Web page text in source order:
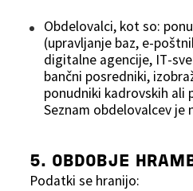
Obdelovalci, kot so:
(upravljanje baz,
digitalne agencije,
bančni posredniki,
ponudniki kadrovskih ali
Seznam obdelovalcev je
5. OBDOBJE
Podatki se hranijo: